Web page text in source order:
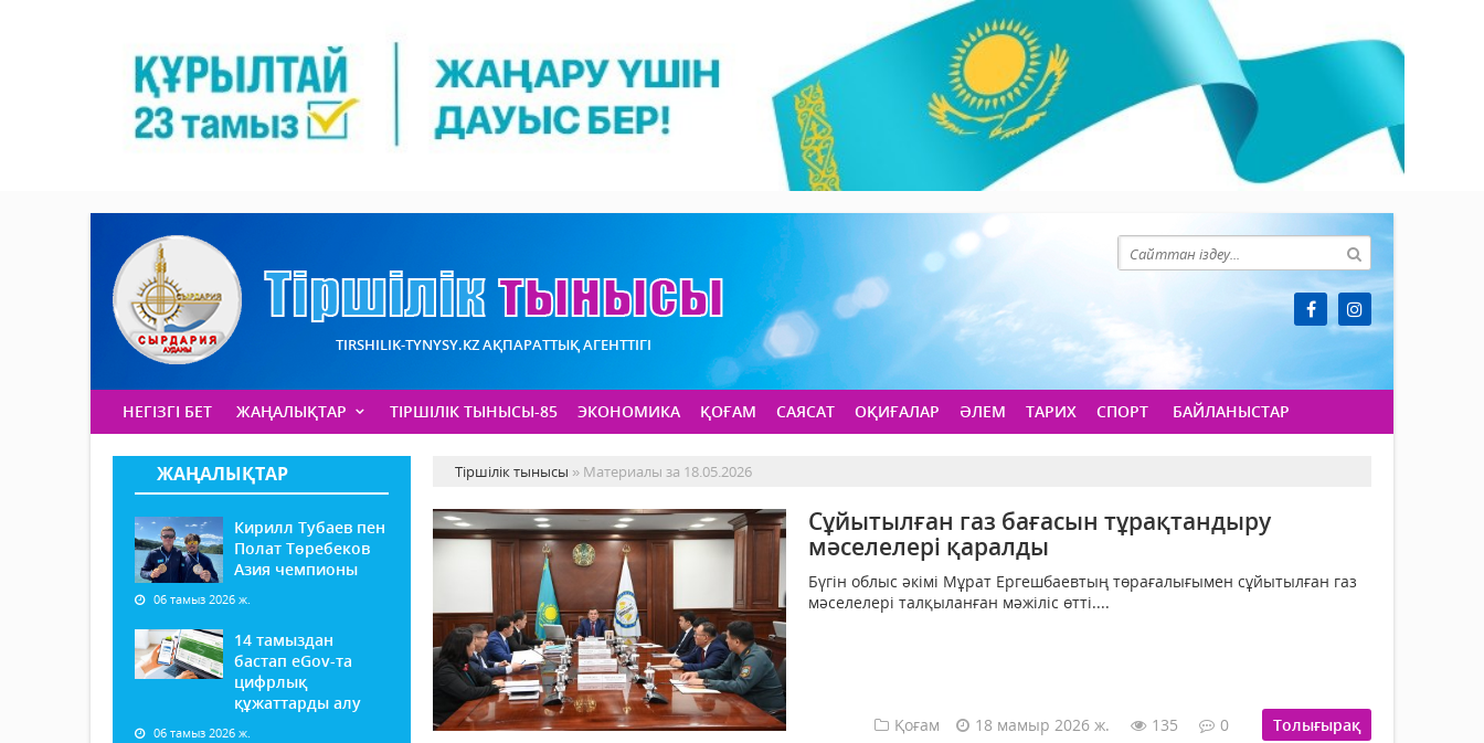
TIRSHILIK-TYNYSY.KZ АҚПАРАТТЫҚ АГЕНТТІГІ
НЕГІЗГІ БЕТ ЖАҢАЛЫҚТАР ТІРШІЛІК ТЫНЫСЫ-85 ЭКОНОМИКА ҚОҒАМ САЯСАТ ОҚИҒАЛАР ӘЛЕМ ТАРИХ СПОРТ БАЙЛАНЫСТАР
ЖАҢАЛЫҚТАР
Кирилл Тубаев пен
Полат Төребеков
Азия чемпионы
06 тамыз 2026 ж.
14 тамыздан
бастап еGov-та
цифрлық
құжаттарды алу
06 тамыз 2026 ж.
Тіршілік тынысы » Материалы за 18.05.2026
Сұйытылған газ бағасын тұрақтандыру
мәселелері қаралды
Бүгін облыс әкімі Мұрат Ергешбаевтың төрағалығымен сұйытылған газ
мәселелері талқыланған мәжіліс өтті....
Қоғам 18 мамыр 2026 ж. 135 0 Толығырақ